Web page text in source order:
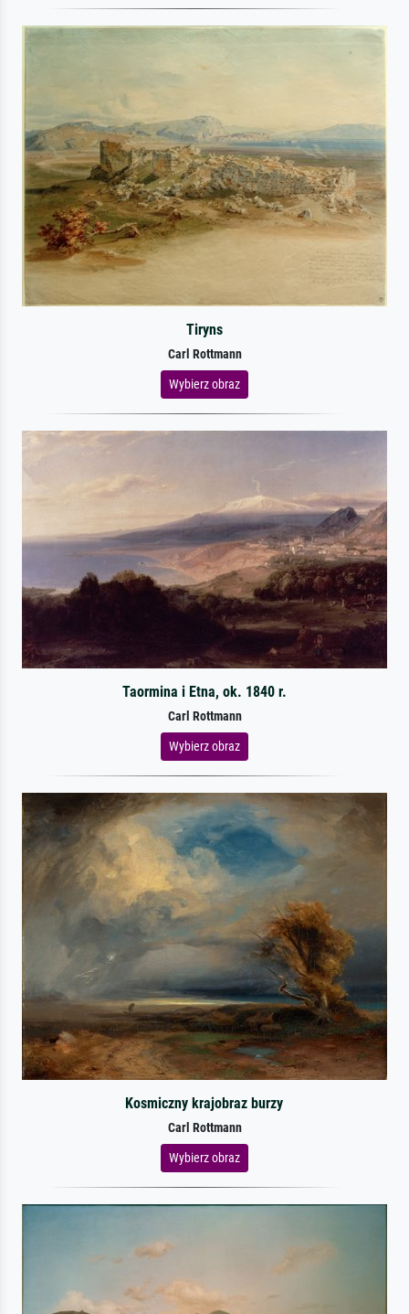
Tiryns
Carl Rottmann
Wybierz obraz
Taormina i Etna, ok. 1840 r.
Carl Rottmann
Wybierz obraz
Kosmiczny krajobraz burzy
Carl Rottmann
Wybierz obraz